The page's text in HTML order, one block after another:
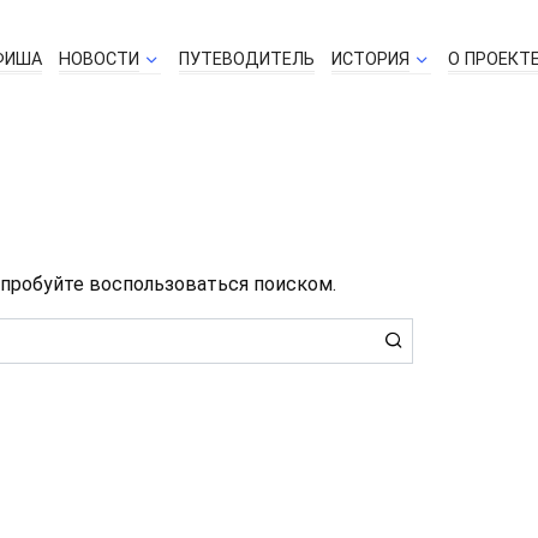
НОВОСТИ ПУТЕВОДИТЕЛЬ ИСТОРИЯ О
воспользоваться поиском.